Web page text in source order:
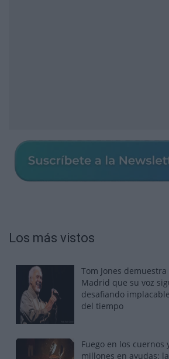
Los más vistos
Tom Jones demuestra
Madrid que su voz
desafiando
del tiempo
Fuego en los cuernos
millones en ayudas: la